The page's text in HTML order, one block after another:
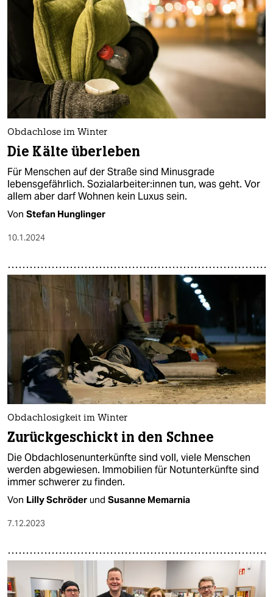
Obdachlose im Winter
Die Kälte überleben
Für Menschen auf der Straße sind Minusgrade
lebensgefährlich. So­zi­al­ar­bei­te­r:in­nen tun, was geht. Vor
allem aber darf Wohnen kein Luxus sein.
Von Stefan Hunglinger
10.1.2024
Obdachlosigkeit im Winter
Zurückgeschickt in den Schnee
Die Obdachlosenunterkünfte sind voll, viele Menschen
werden abgewiesen. Immobilien für Notunterkünfte sind
immer schwerer zu finden.
Von Lilly Schröder und Susanne Memarnia
7.12.2023